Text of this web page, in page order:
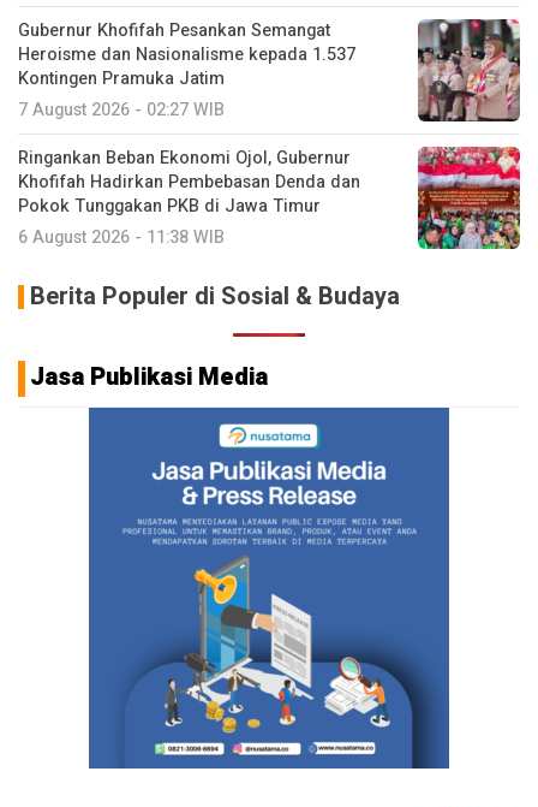
Gubernur Khofifah Pesankan Semangat
Heroisme dan Nasionalisme kepada 1.537
Kontingen Pramuka Jatim
7 August 2026 - 02:27 WIB
Ringankan Beban Ekonomi Ojol, Gubernur
Khofifah Hadirkan Pembebasan Denda dan
Pokok Tunggakan PKB di Jawa Timur
6 August 2026 - 11:38 WIB
Berita Populer di Sosial & Budaya
Jasa Publikasi Media